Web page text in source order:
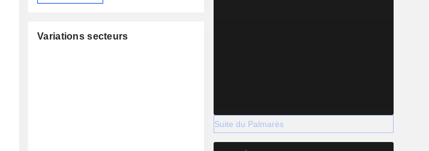
Variations secteurs
Suite du Palmarès